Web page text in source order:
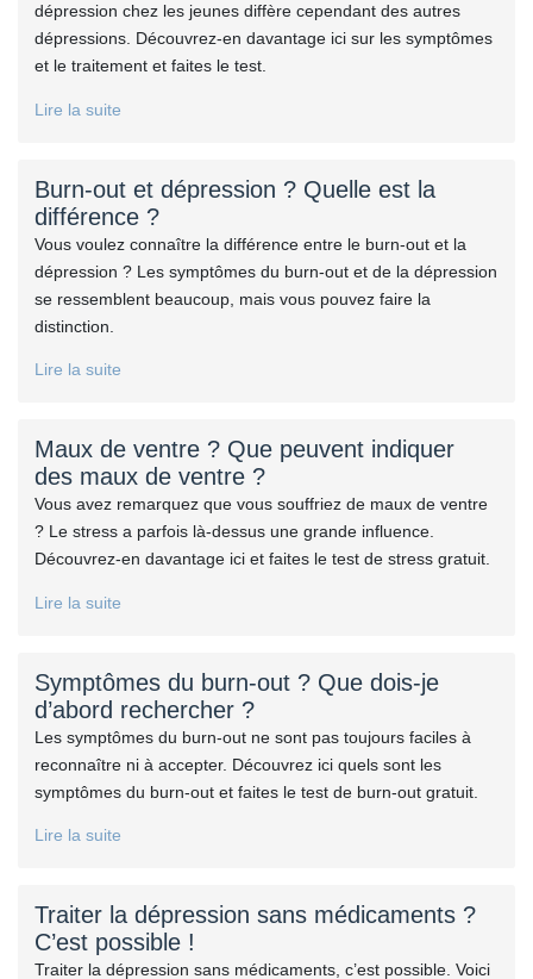
dépression chez les jeunes diffère cependant des autres
dépressions. Découvrez-en davantage ici sur les symptômes
et le traitement et faites le test.
Lire la suite
Burn-out et dépression ? Quelle est la
différence ?
Vous voulez connaître la différence entre le burn-out et la
dépression ? Les symptômes du burn-out et de la dépression
se ressemblent beaucoup, mais vous pouvez faire la
distinction.
Lire la suite
Maux de ventre ? Que peuvent indiquer
des maux de ventre ?
Vous avez remarquez que vous souffriez de maux de ventre
? Le stress a parfois là-dessus une grande influence.
Découvrez-en davantage ici et faites le test de stress gratuit.
Lire la suite
Symptômes du burn-out ? Que dois-je
d’abord rechercher ?
Les symptômes du burn-out ne sont pas toujours faciles à
reconnaître ni à accepter. Découvrez ici quels sont les
symptômes du burn-out et faites le test de burn-out gratuit.
Lire la suite
Traiter la dépression sans médicaments ?
C’est possible !
Traiter la dépression sans médicaments, c’est possible. Voici